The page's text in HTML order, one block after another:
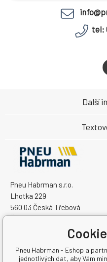
tel:
Pneu Habrman s.r.o.
Lhotka 229
560 03 Česká Třebová
Česká Republika
Další
Pneu Habrman - Eshop a
jednotlivých dat, aby Vám